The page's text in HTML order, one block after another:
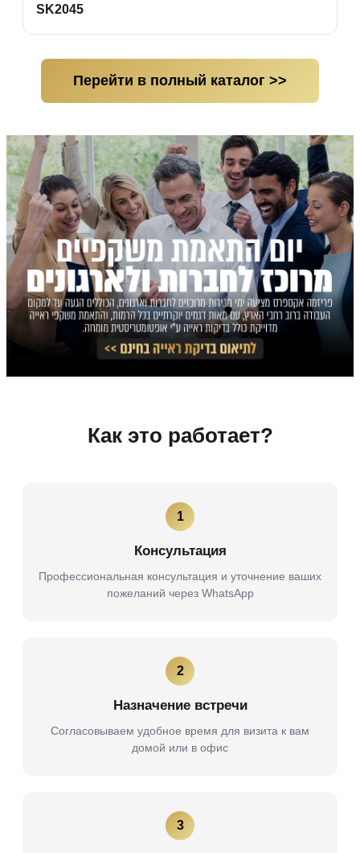
SK2045
Перейти в полный каталог >>
Как это работает?
1
Консультация
Профессиональная консультация и уточнение ваших
пожеланий через WhatsApp
2
Назначение встречи
Согласовываем удобное время для визита к вам
домой или в офис
3